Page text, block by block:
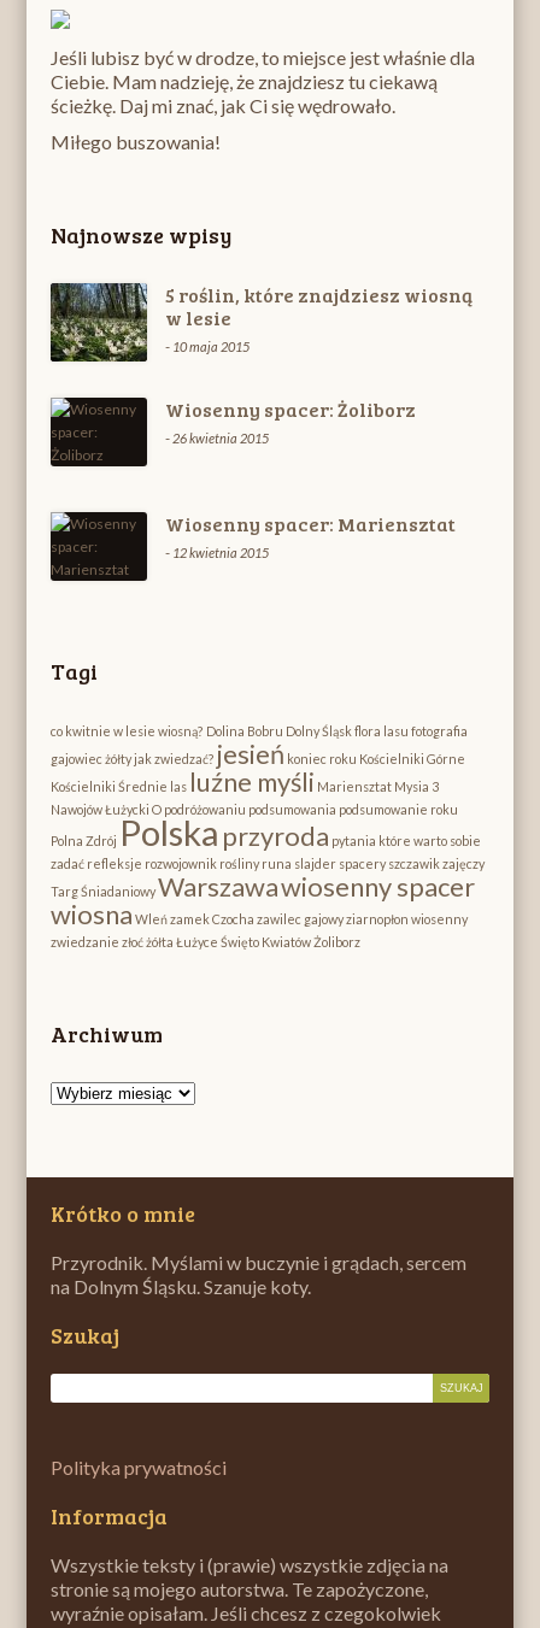
Jeśli lubisz być w drodze, to miejsce jest właśnie dla
Ciebie. Mam nadzieję, że znajdziesz tu ciekawą
ścieżkę. Daj mi znać, jak Ci się wędrowało.
Miłego buszowania!
Najnowsze wpisy
5 roślin, które znajdziesz wiosną
w lesie
- 10 maja 2015
Wiosenny spacer: Żoliborz
-26 kwietnia 2015
Wiosenny spacer: Mariensztat
- 12 kwietnia 2015
Tagi
co kwitnie w lesie wiosną? Dolina Bobru Dolny Śląsk flora lasu fotografia
gajowiec żółtyjak zwiedzać? jesień koniec roku Kościelniki Górne
Kościelniki Średnie las luźne myśli Mariensztat Mysia 3
Nawojów Łużycki O podróżowaniu podsumowania podsumowanie roku
Polna Zdrój Polska przyroda pytania które warto sobie
zadać refleksje rozwojownik rośliny runa slajder spaceryszczawik zajęczy
Targ ŚniadaniowyWarszawawiosenny spacer
wiosna Wleńzamek Czocha zawilec gajowyziarnopłon wiosenny
zwiedzanie złoć żółta Łużyce Święto KwiatówŻoliborz
Archiwum
Archiwum
Krótko o mnie
Przyrodnik. Myślami w buczynie i grądach, sercem
na Dolnym Śląsku. Szanuje koty.
Szukaj
Polityka prywatności
Informacja
Wszystkie teksty i (prawie) wszystkie zdjęcia na
stronie są mojego autorstwa. Te zapożyczone,
wyraźnie opisałam. Jeśli chcesz z czegokolwiek